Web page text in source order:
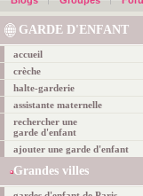
GARDE D'ENFANT
accueil
crèche
halte-garderie
assistante maternelle
rechercher une
garde d'enfant
ajouter une garde d'enfant
Grandes villes